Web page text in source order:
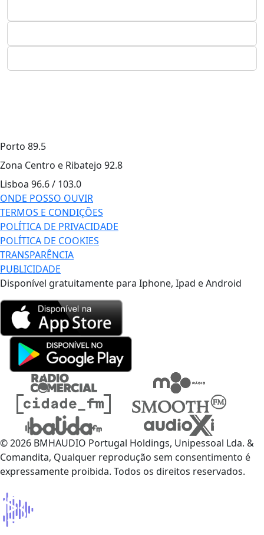
Porto 89.5
Zona Centro e Ribatejo 92.8
Lisboa 96.6 / 103.0
ONDE POSSO OUVIR
TERMOS E CONDIÇÕES
POLÍTICA DE PRIVACIDADE
POLÍTICA DE COOKIES
TRANSPARÊNCIA
PUBLICIDADE
Disponível gratuitamente para Iphone, Ipad e Android
© 2026 BMHAUDIO Portugal Holdings, Unipessoal Lda. &
Comandita, Qualquer reprodução sem consentimento é
expressamente proibida. Todos os direitos reservados.